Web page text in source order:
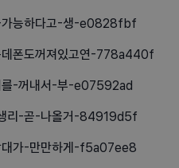
가능하다고-생-e0828fbf
데폰도꺼져있고연-778a440f
를-꺼내서-부-e07592ad
리-곧-나올거-84919d5f
대가-만만하게-f5a07ee8